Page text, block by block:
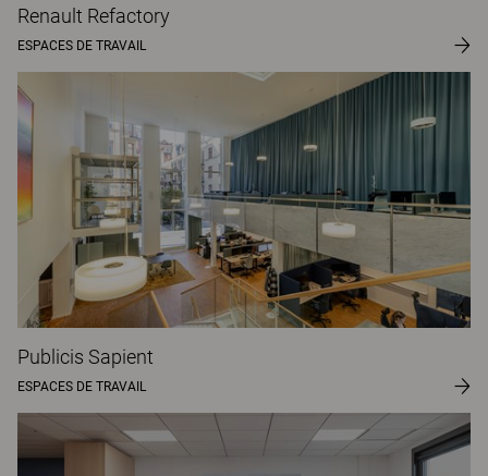
Renault Refactory
ESPACES DE TRAVAIL
Publicis Sapient
ESPACES DE TRAVAIL